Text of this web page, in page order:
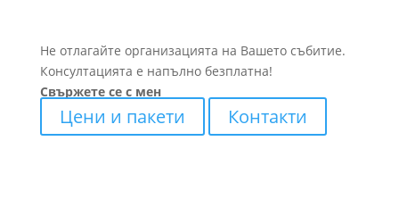
Не отлагайте организацията на Вашето събитие.
Консултацията е напълно безплатна!
Свържете се с мен
Цени и пакети Контакти